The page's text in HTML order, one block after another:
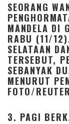
SEORANG
MANDELA DI
RABU (11/
SELATAAN
TERSEBUT,
SEBANYAK
MENURUT
FOTO/
3. PAGI